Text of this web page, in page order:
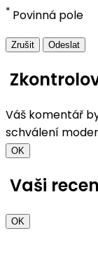
* Povinná pole
Zrušit Odeslat
Váš komentář
schválení
OK
Vaši
OK